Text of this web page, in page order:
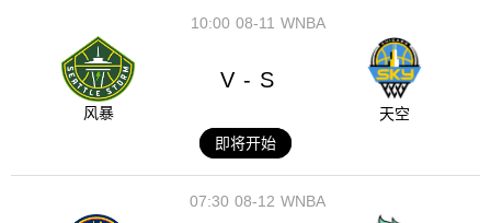
08-11
10:00 WNBA
风暴
V - S
天空
即将开始
08-12
07:30 WNBA